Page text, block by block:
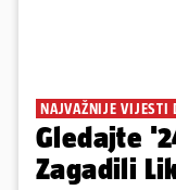
NAJVAŽNIJE VIJESTI
Gledajte
Zagadili